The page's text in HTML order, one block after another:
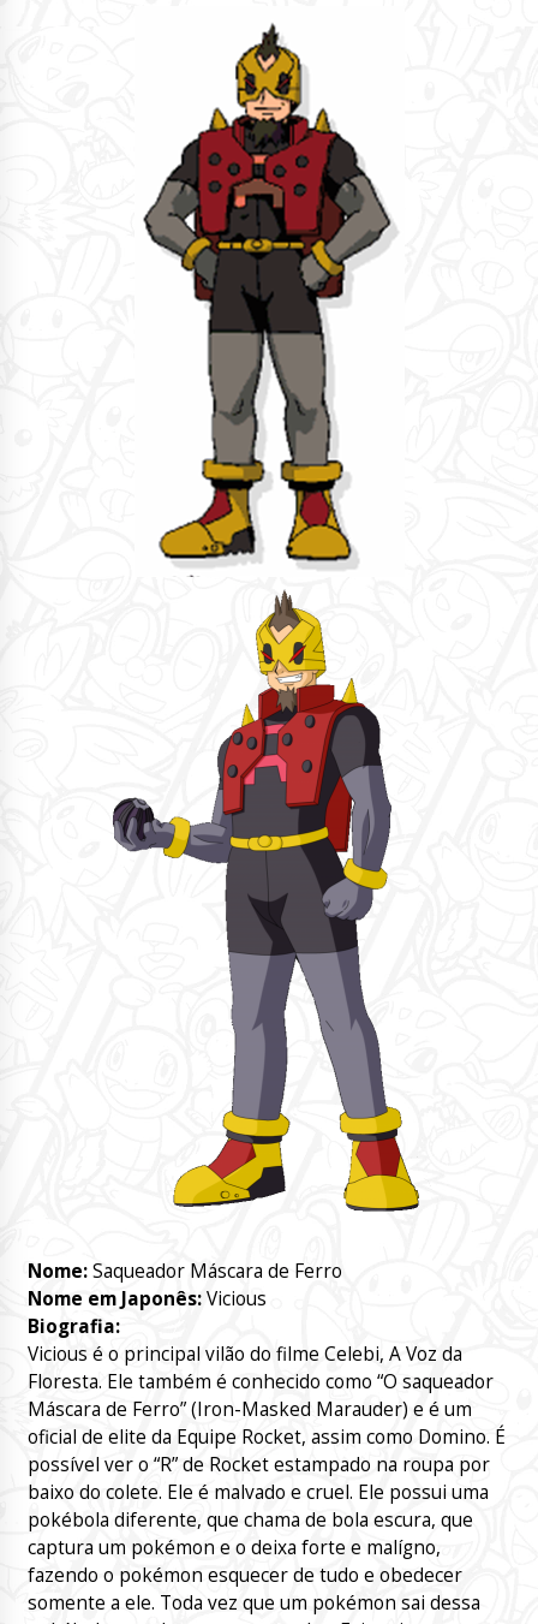
Nome:Saqueador Máscara de Ferro
Nome em Japonês:Vicious
Biografia:
Vicious é o principal vilão do filme Celebi, A Voz da
Floresta. Ele também é conhecido como “O saqueador
Máscara de Ferro” (Iron-Masked Marauder) e é um
oficial de elite da Equipe Rocket, assim como Domino. É
possível ver o “R” de Rocket estampado na roupa por
baixo do colete. Ele é malvado e cruel. Ele possui uma
pokébola diferente, que chama de bola escura, que
captura um pokémon e o deixa forte e malígno,
fazendo o pokémon esquecer de tudo e obedecer
somente a ele. Toda vez que um pokémon sai dessa